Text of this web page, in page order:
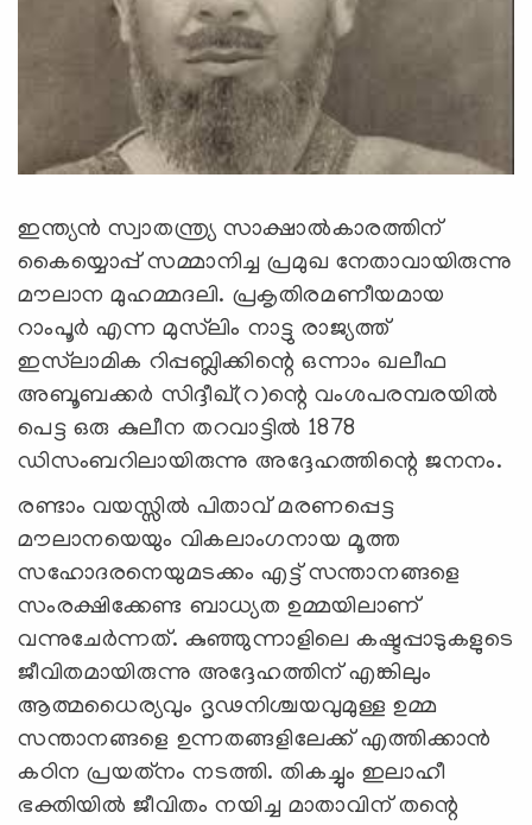
ഇന്ത്യന്‍ സ്വാതന്ത്ര്യ സാക്ഷാല്‍കാരത്തിന്
കൈയ്യൊപ്പ് സമ്മാനിച്ച പ്രമുഖ നേതാവായിരുന്നു
മൗലാന മുഹമ്മദലി. പ്രകൃതിരമണീയമായ
റാംപൂര്‍ എന്ന മുസ്‌ലിം നാട്ടു രാജ്യത്ത്
ഇസ്‌ലാമിക റിപ്പബ്ലിക്കിന്റെ ഒന്നാം ഖലീഫ
അബൂബക്കര്‍ സിദ്ദീഖ്(റ)ന്റെ വംശപരമ്പരയില്‍
പെട്ട ഒരു കുലീന തറവാട്ടില്‍ 1878
ഡിസംബറിലായിരുന്നു അദ്ദേഹത്തിന്റെ ജനനം.
രണ്ടാം വയസ്സില്‍ പിതാവ് മരണപ്പെട്ട
മൗലാനയെയും വികലാംഗനായ മൂത്ത
സഹോദരനെയുമടക്കം എട്ട് സന്താനങ്ങളെ
സംരക്ഷിക്കേണ്ട ബാധ്യത ഉമ്മയിലാണ്
വന്നുചേര്‍ന്നത്. കുഞ്ഞുന്നാളിലെ കഷ്ടപ്പാടുകളുടെ
ജീവിതമായിരുന്നു അദ്ദേഹത്തിന് എങ്കിലും
ആത്മധൈര്യവും ദൃഢനിശ്ചയവുമുള്ള ഉമ്മ
സന്താനങ്ങളെ ഉന്നതങ്ങളിലേക്ക് എത്തിക്കാന്‍
കഠിന പ്രയത്‌നം നടത്തി. തികച്ചും ഇലാഹീ
ഭക്തിയില്‍ ജീവിതം നയിച്ച മാതാവിന് തന്റെ